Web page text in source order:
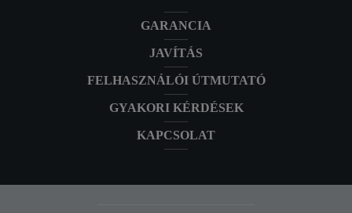
GARANCIA
JAVÍTÁS
FELHASZNÁLÓI ÚTMUTATÓ
GYAKORI KÉRDÉSEK
KAPCSOLAT